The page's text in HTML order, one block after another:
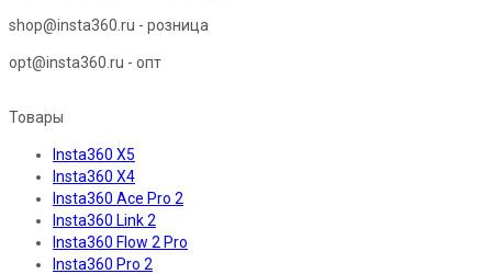
shop@insta360.ru - розница
opt@insta360.ru - опт
Товары
Insta360 X5
Insta360 X4
Insta360 Ace Pro 2
Insta360 Link 2
Insta360 Flow 2 Pro
Insta360 Pro 2